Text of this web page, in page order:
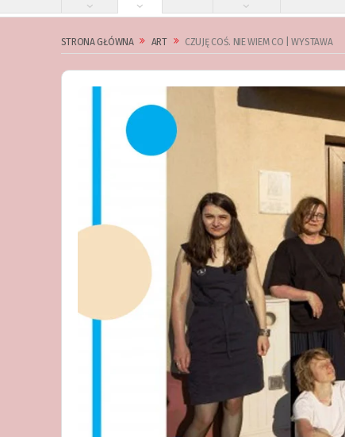
STRONA GŁÓWNA ART CZUJĘ COŚ. NIE WIEM CO | WYSTAWA